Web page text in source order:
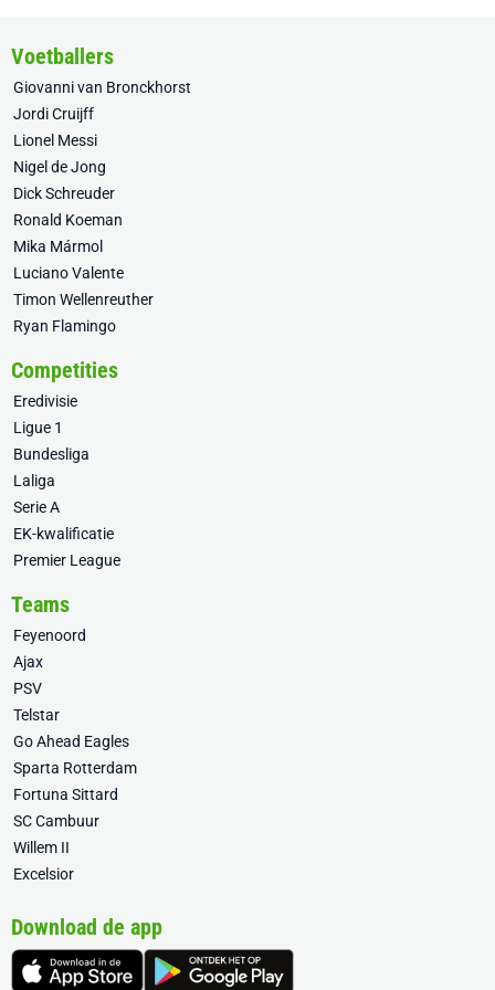
Voetballers
Giovanni van Bronckhorst
Jordi Cruijff
Lionel Messi
Nigel de Jong
Dick Schreuder
Ronald Koeman
Mika Mármol
Luciano Valente
Timon Wellenreuther
Ryan Flamingo
Competities
Eredivisie
Ligue 1
Bundesliga
Laliga
Serie A
EK-kwalificatie
Premier League
Teams
Feyenoord
Ajax
PSV
Telstar
Go Ahead Eagles
Sparta Rotterdam
Fortuna Sittard
SC Cambuur
Willem II
Excelsior
Download de app